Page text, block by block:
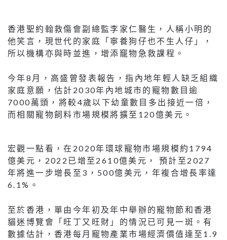
香港聖約翰救傷會副總監李家仁醫生，人稱小明的
他笑言，現世代的家庭「寧養狗仔也不生人仔」，
所以機構亦與時並進，增添竉物急救課程。
今年8月，高盛曾發表報告，指內地年輕人缺乏組織
家庭意願，估計2030年內地城市的寵物數目逾
7000萬頭，將較4歲以下幼童數目多出接近一倍，
而相關寵物飼料市場規模將擴至120億美元。
宏觀一點看，在2020年環球寵物市場規模約1794
億美元，2022已增至2610億美元， 預計至2027
年將進一步增長至3，500億美元，年複合增長率達
6.1%。
至於香港，單由今年初及年中舉辦的寵物節和香港
貓迷博覽會「旺丁又旺財」的情況已可見一斑。有
數據估計，香港每月寵物產業市場經濟價值達至1.9